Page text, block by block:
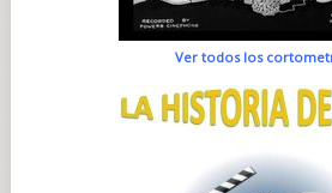
Ver todos los